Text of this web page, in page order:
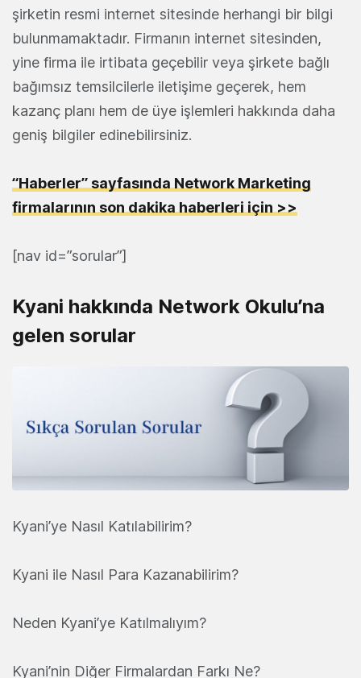
şirketin resmi internet sitesinde herhangi bir bilgi
bulunmamaktadır. Firmanın internet sitesinden,
yine firma ile irtibata geçebilir veya şirkete bağlı
bağımsız temsilcilerle iletişime geçerek, hem
kazanç planı hem de üye işlemleri hakkında daha
geniş bilgiler edinebilirsiniz.
“Haberler” sayfasında Network Marketing
firmalarının son dakika haberleri için >>
[nav id=”sorular”]
Kyani hakkında Network Okulu’na
gelen sorular
Kyani’ye Nasıl Katılabilirim?
Kyani ile Nasıl Para Kazanabilirim?
Neden Kyani’ye Katılmalıyım?
Kyani’nin Diğer Firmalardan Farkı Ne?